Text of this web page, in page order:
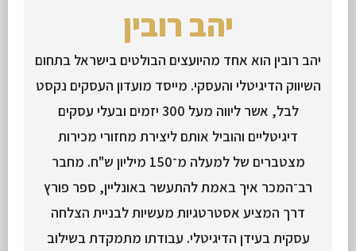
יהב רובין
יהב רובין הוא אחד מהיועצים הבולטים בישראל בתחום
השיווק הדיגיטלי והעסקי. מייסד מועדון העסקים נקסט
לבל, אשר ליווה מעל 300 יזמים ובעלי עסקים
דיגיטליים והוביל אותם ליצירת מחזורי מכירות
מצטברים של למעלה מ־150 מיליון ש"ח. מחבר
רב־המכר איך באמת להתעשר באונליין, ספר פורץ
דרך המציע אסטרטגיות מעשיות לבניית הצלחה
עסקית בעידן הדיגיטלי. עבודתו מתמקדת בשילוב